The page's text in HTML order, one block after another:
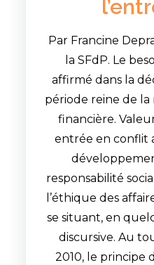
Par Francine
la SFdP. Le
affirmé dans la
période reine de
financière.
entrée en conflit
responsabilité
l’éthique des
se situant, en
discursive. Au
2010, le principe